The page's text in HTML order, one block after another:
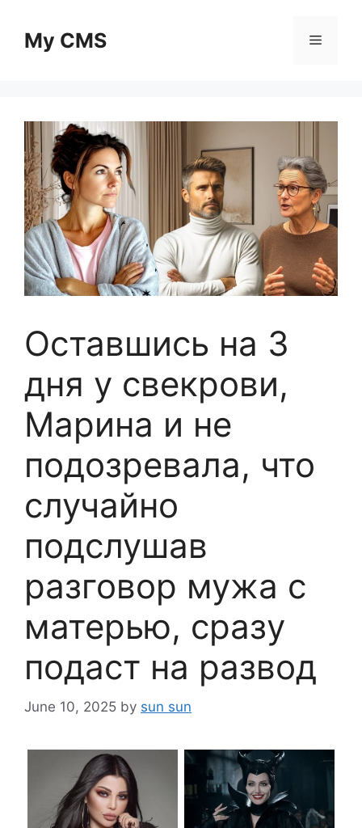
contentMy CMS Menu
Оставшись на 3
дня у свекрови,
Марина и не
подозревала, что
случайно
подслушав
разговор мужа с
матерью, сразу
подаст на развод
June 10, 2025 by sun sun